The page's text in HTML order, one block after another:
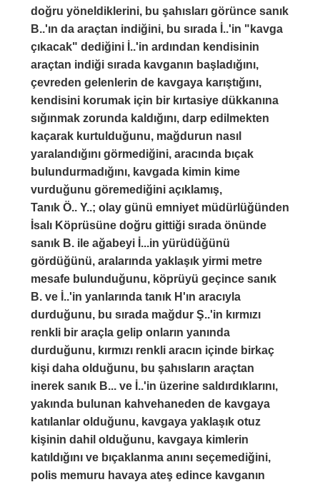
doğru yöneldiklerini, bu şahısları görünce sanık
B..'ın da araçtan indiğini, bu sırada İ..'in "kavga
çıkacak" dediğini İ..'in ardından kendisinin
araçtan indiği sırada kavganın başladığını,
çevreden gelenlerin de kavgaya karıştığını,
kendisini korumak için bir kırtasiye dükkanına
sığınmak zorunda kaldığını, darp edilmekten
kaçarak kurtulduğunu, mağdurun nasıl
yaralandığını görmediğini, aracında bıçak
bulundurmadığını, kavgada kimin kime
vurduğunu göremediğini açıklamış,
Tanık Ö.. Y..; olay günü emniyet müdürlüğünden
İsalı Köprüsüne doğru gittiği sırada önünde
sanık B. ile ağabeyi İ...in yürüdüğünü
gördüğünü, aralarında yaklaşık yirmi metre
mesafe bulunduğunu, köprüyü geçince sanık
B. ve İ..'in yanlarında tanık H'ın aracıyla
durduğunu, bu sırada mağdur Ş..'in kırmızı
renkli bir araçla gelip onların yanında
durduğunu, kırmızı renkli aracın içinde birkaç
kişi daha olduğunu, bu şahısların araçtan
inerek sanık B... ve İ..'in üzerine saldırdıklarını,
yakında bulunan kahvehaneden de kavgaya
katılanlar olduğunu, kavgaya yaklaşık otuz
kişinin dahil olduğunu, kavgaya kimlerin
katıldığını ve bıçaklanma anını seçemediğini,
polis memuru havaya ateş edince kavganın